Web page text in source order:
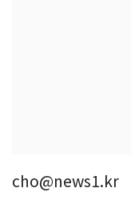
cho@news1.kr